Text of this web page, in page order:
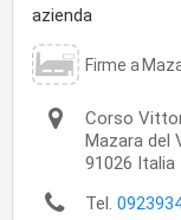
azienda
Firme a
Corso
Mazara del
91026 Italia
Tel.